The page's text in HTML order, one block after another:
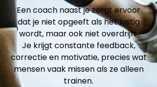
Een coach naast je zorgt ervoor
dat je niet opgeeft als het lastig
wordt, maar ook niet overdrijft.
Je krijgt constante feedback,
correctie en motivatie, precies wat
mensen vaak missen als ze alleen
trainen.